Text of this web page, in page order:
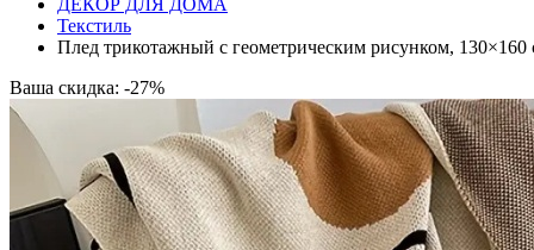
Текстиль
Плед трикотажный с геометрическим рисунком, 130×160
Ваша скидка: -27%